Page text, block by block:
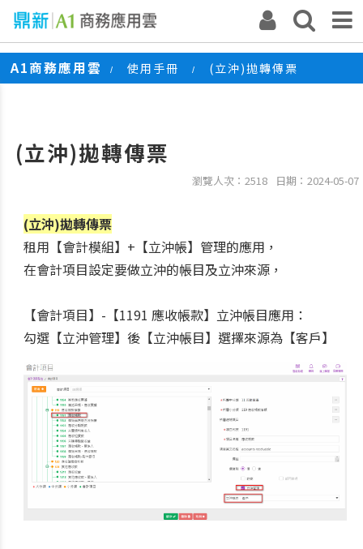
A1商務應用雲 / 使用手冊 / (立沖)拋轉傳票
(立沖)拋轉傳票
瀏覽人次：2518 日期：2024-05-07
(立沖)拋轉傳票
租用【會計模組】+【立沖帳】管理的應用，
在會計項目設定要做立沖的帳目及立沖來源，
【會計項目】-【1191 應收帳款】立沖帳目應用：
勾選【立沖管理】後【立沖帳目】選擇來源為【客戶】